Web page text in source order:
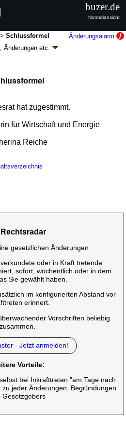
>Schlussformel
Änderungsalarm
Änderungen etc.
zur Gleichstellung
der Staatlichen
Abschluss- und
(2.
k.a.Abk.)
130; Geltung ab 14.05.2026
hat zugestimmt.
für Wirtschaft und Energie
Reiche
buzer.de
Normalansicht
Rechtsradar
gesetzlichen Änderungen
oder in Kraft tretende
sofort, wöchentlich oder in dem
Sie gewählt haben.
im konfigurierten Abstand vor
erinnert.
Vorschriften beliebig
zusammen.
- Jetzt anmelden!
Vorteile:
bei Inkrafttreten "am Tage nach
jeder Änderungen, Begründungen
Gesetzgebers